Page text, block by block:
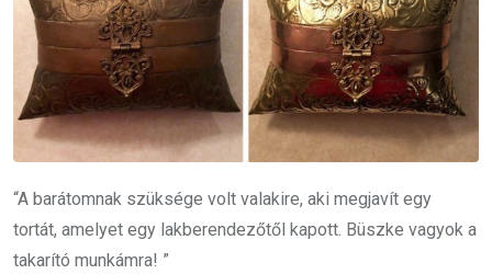
“A barátomnak szüksége volt valakire, aki megjavít egy
tortát, amelyet egy lakberendezőtől kapott. Büszke vagyok a
takarító munkámra! ”